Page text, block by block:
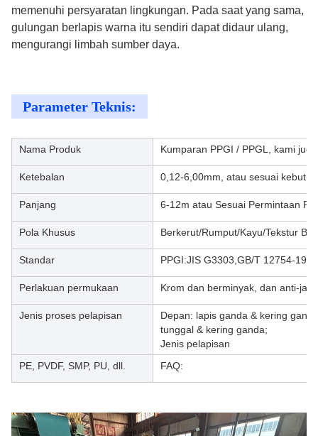
memenuhi persyaratan lingkungan. Pada saat yang sama,
gulungan berlapis warna itu sendiri dapat didaur ulang,
mengurangi limbah sumber daya.
Parameter Teknis:
Nama Produk Kumparan PPGI / PPGL, kami
Ketebalan 0,12-6,00mm, atau sesuai
Panjang 6-12m atau Sesuai Permintaan
Pola Khusus Berkerut/Rumput/Kayu/Tekstur
Standar PPGI:JIS G3303,GB/T 12754-
Perlakuan permukaan Krom dan berminyak, dan anti-jari
Jenis proses pelapisan
Depan: lapis ganda & kering
tunggal & kering ganda;
Jenis pelapisan
PE, PVDF, SMP, PU, dll.
FAQ: